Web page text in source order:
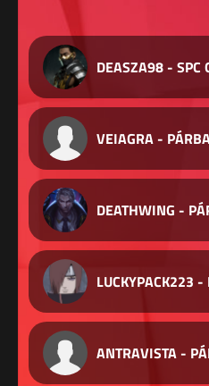
DEASZA98 - SPC
VEIAGRA -
DEATHWING -
LUCKYPACK223 -
ANTRAVISTA -